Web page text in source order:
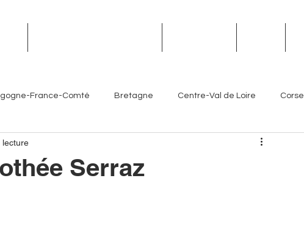
France-Comté Bretagne Centre-Val de Loire Corse
Normandie Outre-Mer
Serraz
lecture